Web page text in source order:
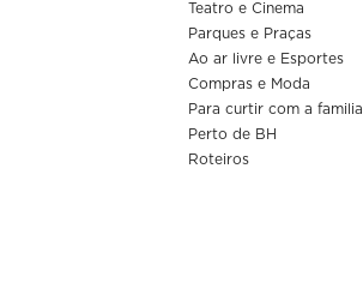
Teatro e Cinema
Parques e Praças
Ao ar livre e Esportes
Compras e Moda
Para curtir com a familia
Perto de BH
Roteiros